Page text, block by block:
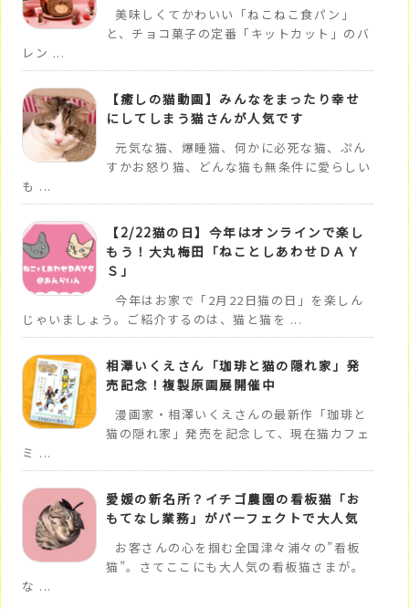
美味しくてかわいい「ねこねこ食パン」
と、チョコ菓子の定番「キットカット」のバ
レン ...
【癒しの猫動画】みんなをまったり幸せ
にしてしまう猫さんが人気です
元気な猫、爆睡猫、何かに必死な猫、ぷん
すかお怒り猫、どんな猫も無条件に愛らしい
も ...
【2/22猫の日】今年はオンラインで楽し
もう！大丸梅田「ねことしあわせＤＡＹ
Ｓ」
今年はお家で「2月22日猫の日」を楽しん
じゃいましょう。ご紹介するのは、猫と猫を ...
相澤いくえさん「珈琲と猫の隠れ家」発
売記念！複製原画展開催中
漫画家・相澤いくえさんの最新作「珈琲と
猫の隠れ家」発売を記念して、現在猫カフェ
ミ ...
愛媛の新名所？イチゴ農園の看板猫「お
もてなし業務」がパーフェクトで大人気
お客さんの心を掴む全国津々浦々の”看板
猫”。さてここにも大人気の看板猫さまが。
な ...